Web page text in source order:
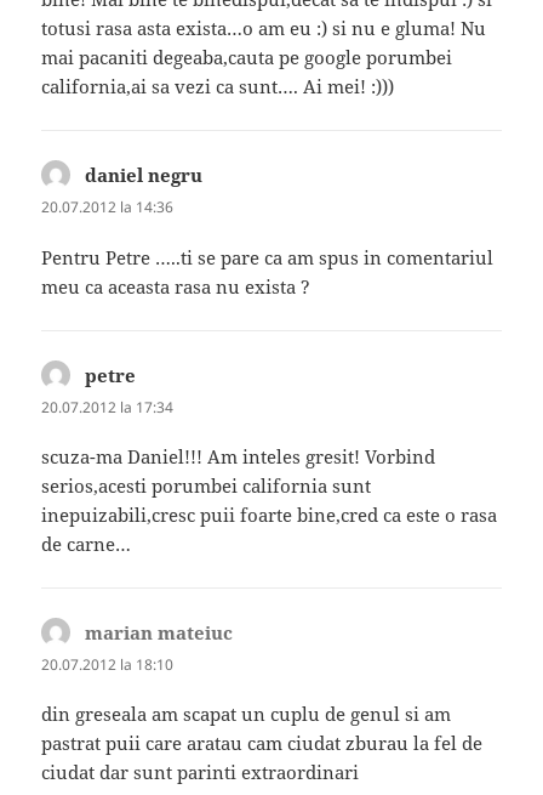
totusi rasa asta exista…o am eu :) si nu e gluma! Nu
mai pacaniti degeaba,cauta pe google porumbei
california,ai sa vezi ca sunt…. Ai mei! :)))
daniel negru
20.07.2012 la 14:36
Pentru Petre …..ti se pare ca am spus in comentariul
meu ca aceasta rasa nu exista ?
petre
20.07.2012 la 17:34
scuza-ma Daniel!!! Am inteles gresit! Vorbind
serios,acesti porumbei california sunt
inepuizabili,cresc puii foarte bine,cred ca este o rasa
de carne…
marian mateiuc
20.07.2012 la 18:10
din greseala am scapat un cuplu de genul si am
pastrat puii care aratau cam ciudat zburau la fel de
ciudat dar sunt parinti extraordinari